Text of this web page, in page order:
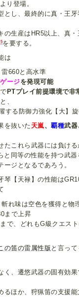
り登場。
とし、最終的に真・王
の生産はHR5以上、真
を要する。
は
660と高水準
ージを発現可能
で PTプレイ前提環境で非
と、
する防御力強化【大】
を抜いた 天嵐、覇種武器
たこれら武器には負ける
と同等の性能を持つ武
ージとなるであろう。
琴【天禄】の性能は
れ味は空色を獲得と物
まで上昇
で、どれもG級クエス
の笛の雷属性版 と言っ
く、遷悠武器の固有効果
るほか、狩猟笛の支援